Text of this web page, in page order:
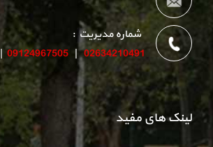
شماره مدیریت :
02634210491
|
09124967505
|
لینک های مفید